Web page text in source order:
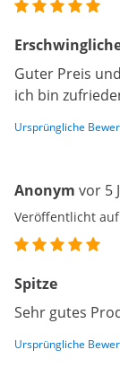
Guter Preis
ich bin
Ursprüngliche
Anonym vor 5
Veröffentlicht
Spitze
Sehr gutes
Ursprüngliche